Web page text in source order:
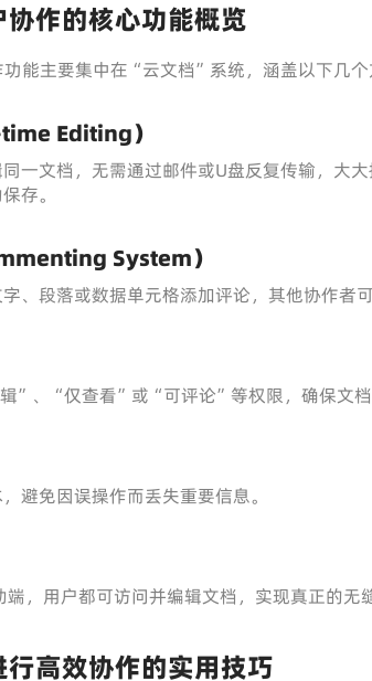
作的核心功能概览
能主要集中在“云文档”系统，涵盖以下几个
Editing）
一文档，无需通过邮件或U盘反复传输，大
存。
System）
、段落或数据单元格添加评论，其他协作者
”、“仅查看”或“可评论”等权限，确保文档
避免因误操作而丢失重要信息。
，用户都可访问并编辑文档，实现真正的无
高效协作的实用技巧